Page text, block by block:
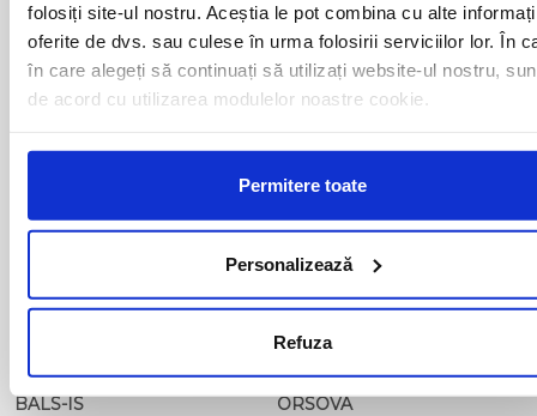
folosiți site-ul nostru. Aceștia le pot combina cu alte
oferite de dvs. sau culese în urma folosirii serviciilor lor. În
în care alegeți să continuați să utilizați website-ul nostru,
de acord cu utilizarea modulelor noastre cookie.
Permitere toate
Personalizează
Refuza
Curse din Romania catre BELGIA:
ADJUD
ALESD
BACAU
BAILESTI
BALS-IS
MAGLAVIT
MEDGIDIA
MIZIL
MOINESTI
MOTCA
NUSFALAU
ONESTI
ORADEA
ORSOVA